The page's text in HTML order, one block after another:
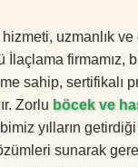
hizmeti, uzmanlık
İlaçlama firmamız,
sahip, sertifikalı
Zorlu böcek ve
yılların
sunarak